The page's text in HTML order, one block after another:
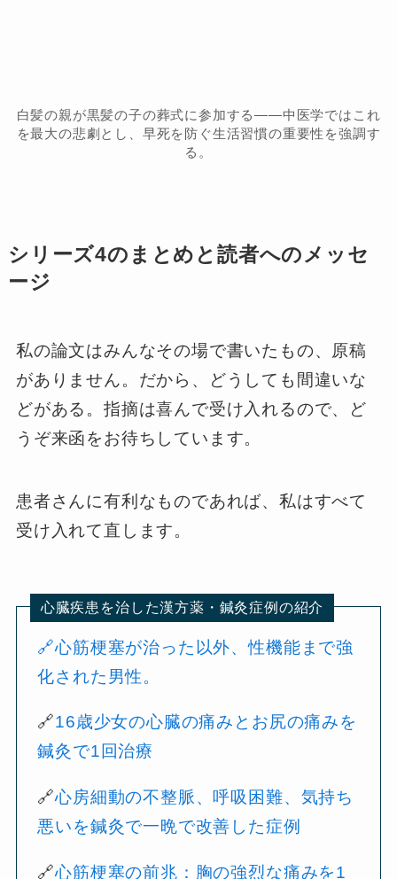
白髪の親が黒髪の子の葬式に参加する――中医学ではこれ
を最大の悲劇とし、早死を防ぐ生活習慣の重要性を強調す
る。
シリーズ4のまとめと読者へのメッセ
ージ
私の論文はみんなその場で書いたもの、原稿
がありません。だから、どうしても間違いな
どがある。指摘は喜んで受け入れるので、ど
うぞ来函をお待ちしています。
患者さんに有利なものであれば、私はすべて
受け入れて直します。
心臓疾患を治した漢方薬・鍼灸症例の紹介
🔗心筋梗塞が治った以外、性機能まで強
化された男性。
🔗16歳少女の心臓の痛みとお尻の痛みを
鍼灸で1回治療
🔗心房細動の不整脈、呼吸困難、気持ち
悪いを鍼灸で一晩で改善した症例
🔗心筋梗塞の前兆：胸の強烈な痛みを1